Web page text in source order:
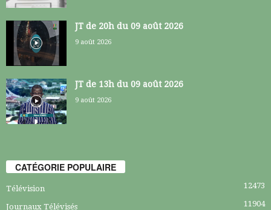
JT de 20h du 09 août 2026
9 août 2026
JT de 13h du 09 août 2026
9 août 2026
CATÉGORIE POPULAIRE
Télévision 12473
Journaux Télévisés 11904